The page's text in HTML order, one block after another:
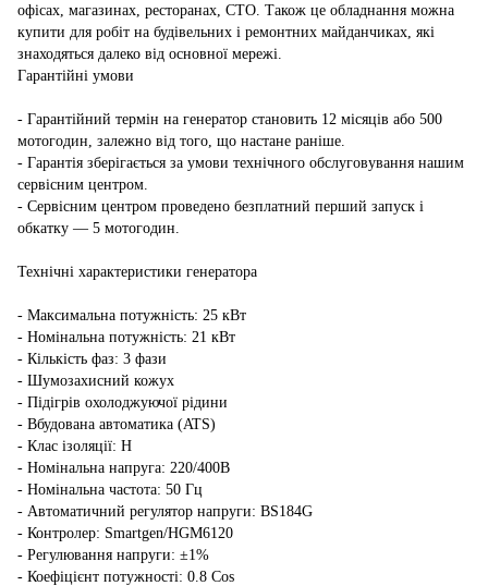
офісах, магазинах, ресторанах, СТО. Також це обладнання можна
купити для робіт на будівельних і ремонтних майданчиках, які
знаходяться далеко від основної мережі.
Гарантійні умови
- Гарантійний термін на генератор становить 12 місяців або 500
мотогодин, залежно від того, що настане раніше.
- Гарантія зберігається за умови технічного обслуговування нашим
сервісним центром.
- Сервісним центром проведено безплатний перший запуск і
обкатку — 5 мотогодин.
Технічні характеристики генератора
- Максимальна потужність: 25 кВт
- Номінальна потужність: 21 кВт
- Кількість фаз: 3 фази
- Шумозахисний кожух
- Підігрів охолоджуючої рідини
- Вбудована автоматика (ATS)
- Клас ізоляції: H
- Номінальна напруга: 220/400В
- Номінальна частота: 50 Гц
- Автоматичний регулятор напруги: BS184G
- Контролер: Smartgen/HGM6120
- Регулювання напруги: ±1%
- Коефіцієнт потужності: 0.8 Cos